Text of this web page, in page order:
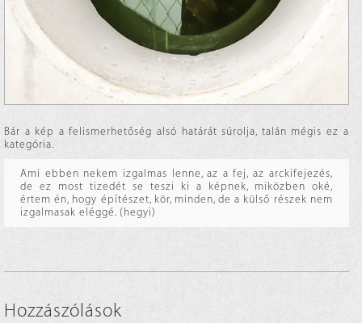
Bár a kép a felismerhetőség alsó határát súrolja, talán mégis ez a
kategória.
Ami ebben nekem izgalmas lenne, az a fej, az arckifejezés,
de ez most tizedét se teszi ki a képnek, miközben oké,
értem én, hogy építészet, kör, minden, de a külső részek nem
izgalmasak eléggé. (hegyi)
Hozzászólások